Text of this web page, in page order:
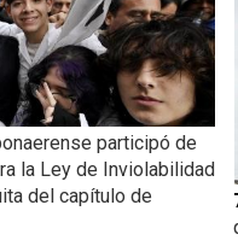
participó de
la Ley de Inviolabilidad
del capítulo de